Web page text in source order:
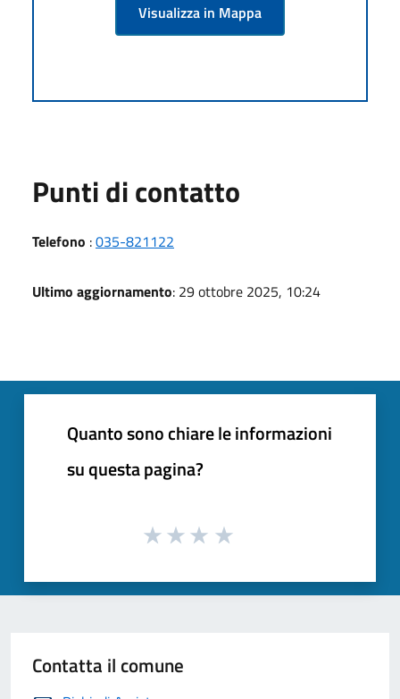
Visualizza in Mappa
Punti di contatto
Telefono :035-821122
Ultimo aggiornamento: 29 ottobre 2025, 10:24
Quanto sono chiare le informazioni
su questa pagina?
Contatta il comune